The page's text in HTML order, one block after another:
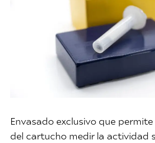
Envasado exclusivo que permite
del cartucho medir la actividad